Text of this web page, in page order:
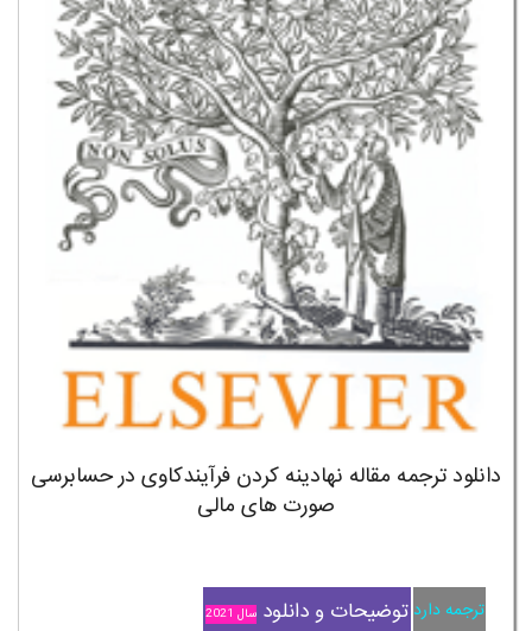
دانلود ترجمه مقاله نهادینه کردن فرآیندکاوی در حسابرسی
صورت های مالی
ترجمه دارد توضیحات و دانلود سال 2021